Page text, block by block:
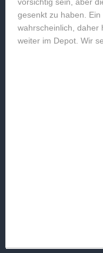
vorsichtig sein, aber
gesenkt zu haben.
wahrscheinlich, daher
weiter im Depot. Wir